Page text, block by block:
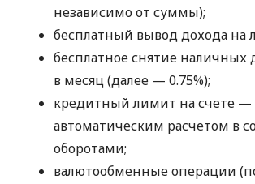
независимо от суммы);
бесплатный вывод дохода на
бесплатное снятие наличных
в месяц (далее — 0.75%);
кредитный лимит на счете —
автоматическим расчетом в
оборотами;
валютообменные операции